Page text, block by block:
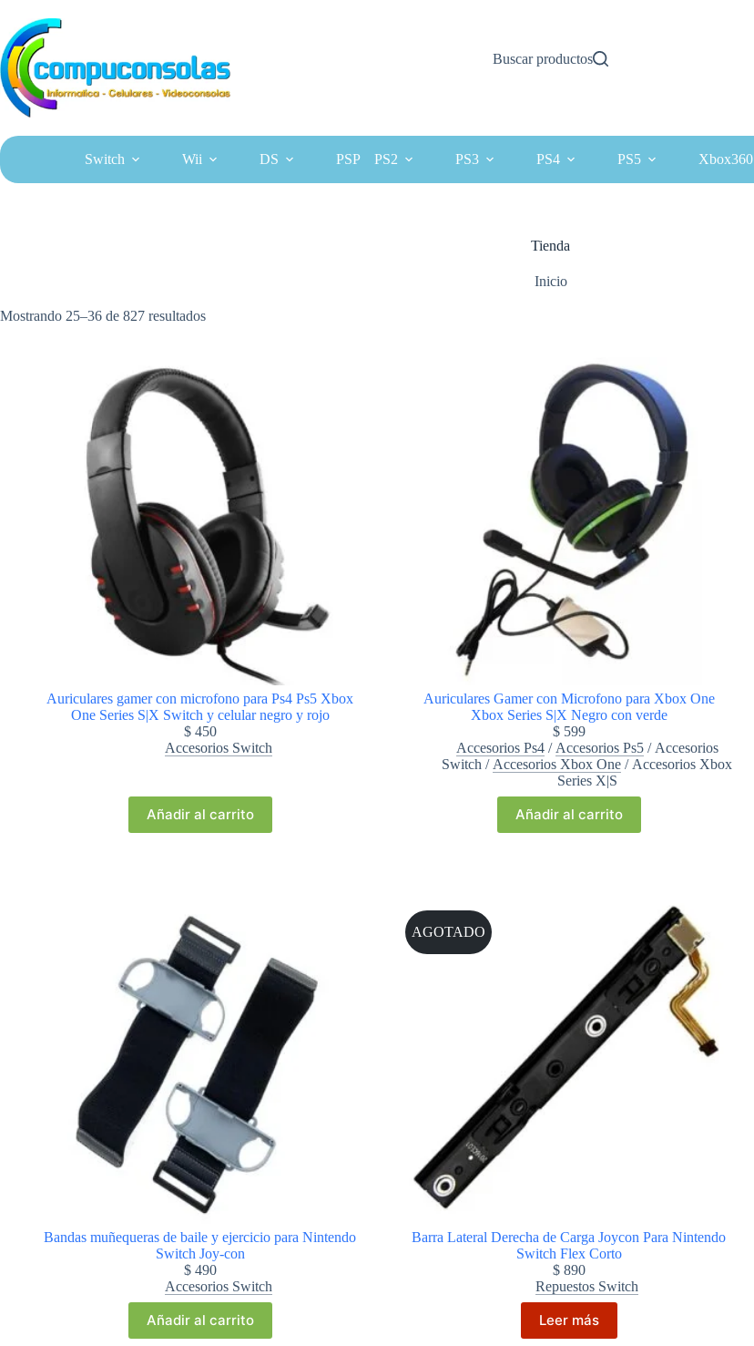
contenido
Buscar productos
Switch Wii DS PSP PS2 PS3 PS4 PS5 Xbox360
Tienda
Inicio
Mostrando 25–36 de 827 resultados
Auriculares gamer con microfono para Ps4 Ps5 Xbox
One Series S|X Switch y celular negro y rojo
$450
Accesorios Switch
Añadir al carrito
Auriculares Gamer con Microfono para Xbox One
Xbox Series S|X Negro con verde
$599
Accesorios Ps4/ Accesorios Ps5/ Accesorios
Switch / Accesorios Xbox One / Accesorios Xbox
Series X|S
Añadir al carrito
Bandas muñequeras de baile y ejercicio para Nintendo
Switch Joy-con
$490
Accesorios Switch
Añadir al carrito
AGOTADO
Barra Lateral Derecha de Carga Joycon Para Nintendo
Switch Flex Corto
$890
Repuestos Switch
Leer más